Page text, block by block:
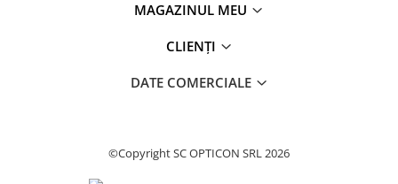
MAGAZINUL MEU
CLIENȚI
DATE COMERCIALE
©Copyright SC OPTICON SRL 2026